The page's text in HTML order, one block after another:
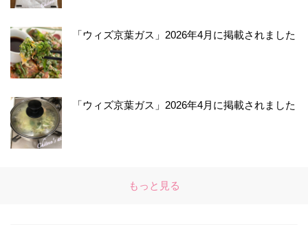
「ウィズ京葉ガス」2026年4月に掲載されました
「ウィズ京葉ガス」2026年4月に掲載されました
もっと見る